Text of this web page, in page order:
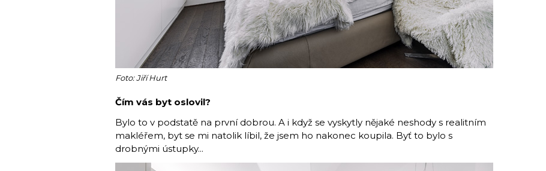
Foto: Jiří Hurt
Čím vás byt oslovil?
Bylo to v podstatě na první dobrou. A i když se vyskytly nějaké neshody s realitním
makléřem, byt se mi natolik líbil, že jsem ho nakonec koupila. Byť to bylo s
drobnými ústupky...